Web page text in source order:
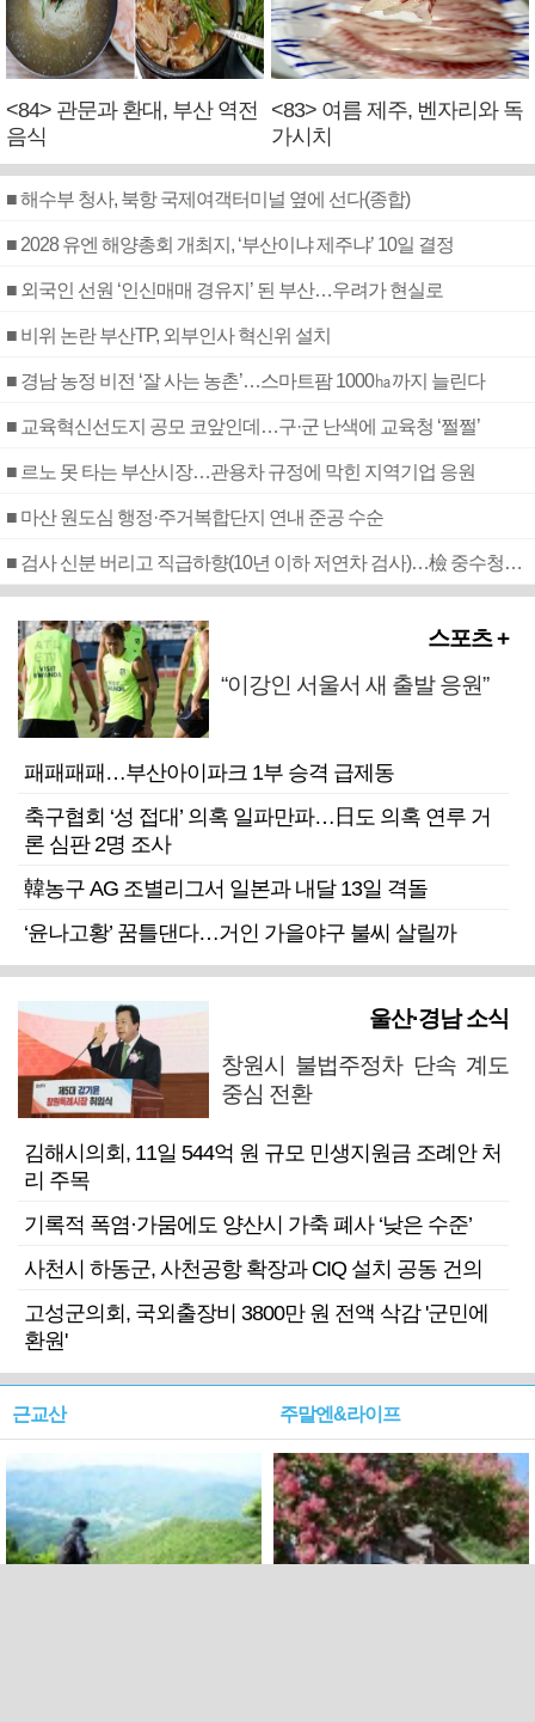
<84> 관문과 환대, 부산 역전
음식
<83> 여름 제주, 벤자리와 독
가시치
■ 해수부 청사, 북항 국제여객터미널 옆에 선다(종합)
■ 2028 유엔 해양총회 개최지, ‘부산이냐 제주냐’ 10일 결정
■ 외국인 선원 ‘인신매매 경유지’ 된 부산…우려가 현실로
■ 비위 논란 부산TP, 외부인사 혁신위 설치
■ 경남 농정 비전 ‘잘 사는 농촌’…스마트팜 1000㏊까지 늘린다
■ 교육혁신선도지 공모 코앞인데…구·군 난색에 교육청 ‘쩔쩔’
■ 르노 못 타는 부산시장…관용차 규정에 막힌 지역기업 응원
■ 마산 원도심 행정·주거복합단지 연내 준공 수순
■ 검사 신분 버리고 직급하향(10년 이하 저연차 검사)…檢 중수청행 기피
스포츠 +
“이강인 서울서 새 출발 응원”
패패패패…부산아이파크 1부 승격 급제동
축구협회 ‘성 접대’ 의혹 일파만파…日도 의혹 연루 거
론 심판 2명 조사
韓농구 AG 조별리그서 일본과 내달 13일 격돌
‘윤나고황’ 꿈틀댄다…거인 가을야구 불씨 살릴까
울산·경남 소식
창원시 불법주정차 단속 계도
중심 전환
김해시의회, 11일 544억 원 규모 민생지원금 조례안 처
리 주목
기록적 폭염·가뭄에도 양산시 가축 폐사 ‘낮은 수준’
사천시 하동군, 사천공항 확장과 CIQ 설치 공동 건의
고성군의회, 국외출장비 3800만 원 전액 삭감 '군민에
환원'
근교산 주말엔&라이프